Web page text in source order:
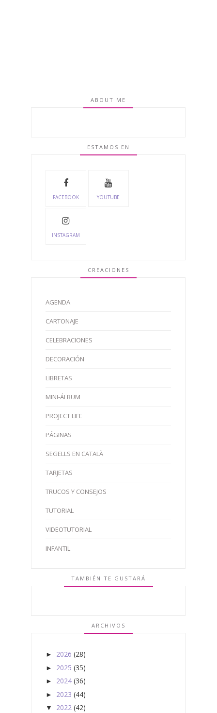
ABOUT ME
ESTAMOS EN
FACEBOOK YOUTUBE
INSTAGRAM
CREACIONES
AGENDA
CARTONAJE
CELEBRACIONES
DECORACIÓN
LIBRETAS
MINI-ÁLBUM
PROJECT LIFE
PÁGINAS
SEGELLS EN CATALÀ
TARJETAS
TRUCOS Y CONSEJOS
TUTORIAL
VIDEOTUTORIAL
INFANTIL
TAMBIÉN TE GUSTARÁ
ARCHIVOS
► 2026 (28)
► 2025 (35)
► 2024 (36)
► 2023 (44)
▼ 2022 (42)